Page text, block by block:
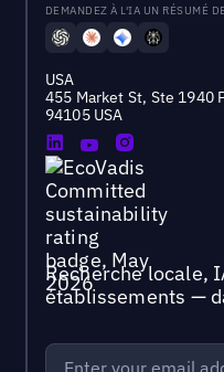
DEMANDEZ À L'IA UN RÉSUMÉ
USA
455 Market St, Ste 1940
94105 USA
Recherche locale,
établissements —